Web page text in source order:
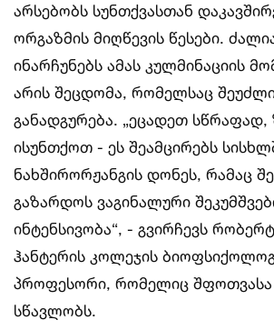
არსებობს სუნთქვასთან
ორგაზმის მიღწევის წესები.
ინარჩუნებს ამას კულმინაციის
არის შეცდომა, რომელსაც
განადგურება. „ეცადეთ
ისუნთქოთ - ეს შეამცირებს
ნახშირორჟანგის დონეს, რამაც
გაზარდოს ვაგინალური
ინტენსივობა“, - გვირჩევს
ჰანტერის კოლეჯის
პროფესორი, რომელიც შფოთვასა
სწავლობს.